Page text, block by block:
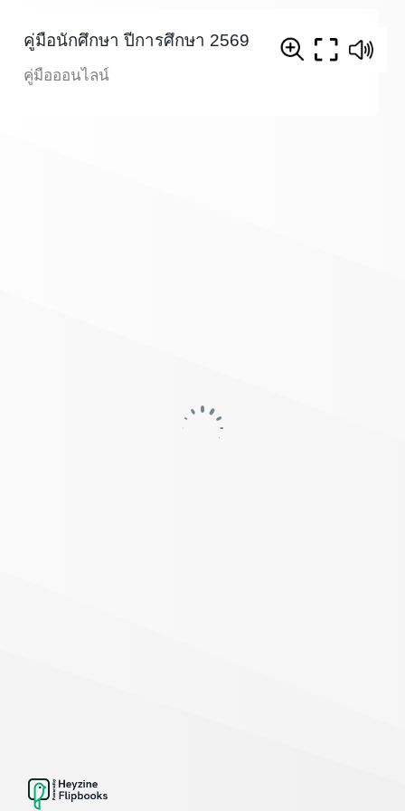
คู่มือนักศึกษา ปีการศึกษา 2569
คู่มือออนไลน์